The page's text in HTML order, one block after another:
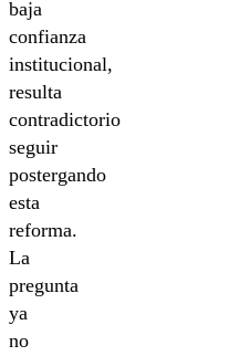
baja
confianza
institucional,
resulta
contradictorio
seguir
postergando
esta
reforma.
La
pregunta
ya
no